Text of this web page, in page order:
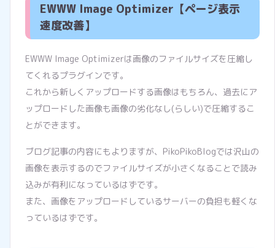
EWWW Image Optimizer【ページ表示
速度改善】
EWWW Image Optimizerは画像のファイルサイズを圧縮し
てくれるプラグインです。
これから新しくアップロードする画像はもちろん、過去にア
ップロードした画像も画像の劣化なし(らしい)で圧縮するこ
とができます。
ブログ記事の内容にもよりますが、PikoPikoBlogでは沢山の
画像を表示するのでファイルサイズが小さくなることで読み
込みが有利になっているはずです。
また、画像をアップロードしているサーバーの負担も軽くな
っているはずです。